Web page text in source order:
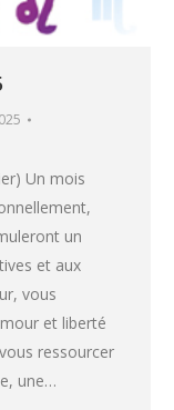
Un mois
un
et aux
vous
et liberté
ressourcer
une…